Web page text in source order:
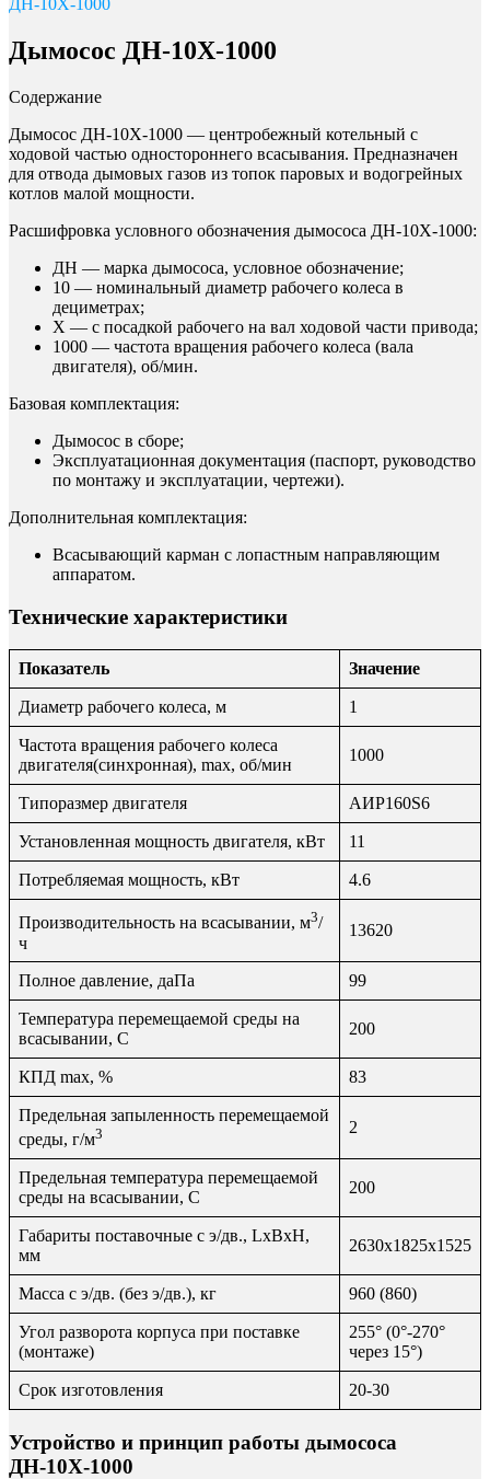
ДН-10Х-1000
Дымосос ДН-10Х-1000
Содержание
Дымосос ДН-10Х-1000 — центробежный котельный с
ходовой частью одностороннего всасывания. Предназначен
для отвода дымовых газов из топок паровых и водогрейных
котлов малой мощности.
Расшифровка условного обозначения дымососа ДН-10Х-1000:
ДН — марка дымососа, условное обозначение;
10 — номинальный диаметр рабочего колеса в
дециметрах;
Х — с посадкой рабочего на вал ходовой части привода;
1000 — частота вращения рабочего колеса (вала
двигателя), об/мин.
Базовая комплектация:
Дымосос в сборе;
Эксплуатационная документация (паспорт, руководство
по монтажу и эксплуатации, чертежи).
Дополнительная комплектация:
Всасывающий карман с лопастным направляющим
аппаратом.
Технические характеристики
Показатель Значение
Диаметр рабочего колеса, м 1
Частота вращения рабочего колеса
двигателя(синхронная), max, об/мин
1000
Типоразмер двигателя АИР160S6
Установленная мощность двигателя, кВт 11
Потребляемая мощность, кВт 4.6
Производительность на всасывании, м3/
ч
13620
Полное давление, даПа 99
Температура перемещаемой среды на
всасывании, С
200
КПД max, % 83
Предельная запыленность перемещаемой
среды, г/м3 2
Предельная температура перемещаемой
среды на всасывании, С
200
Габариты поставочные с э/дв., LxBxH,
мм
2630х1825х1525
Масса с э/дв. (без э/дв.), кг 960 (860)
Угол разворота корпуса при поставке
(монтаже)
255° (0°-270°
через 15°)
Срок изготовления 20-30
Устройство и принцип работы дымососа
ДН-10Х-1000